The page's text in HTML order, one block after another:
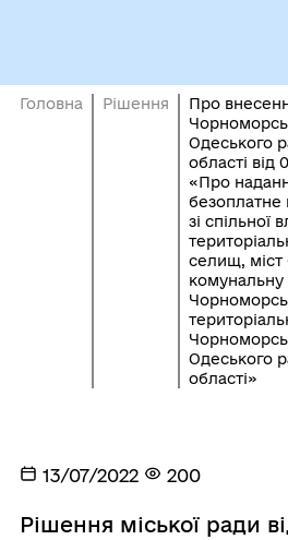
Головна Рішення
Про
Одеського
області від
«Про
безоплатне
зі спільної
селищ, міст
комунальну
Одеського
області»
13/07/2022 200
Рішення міської ради